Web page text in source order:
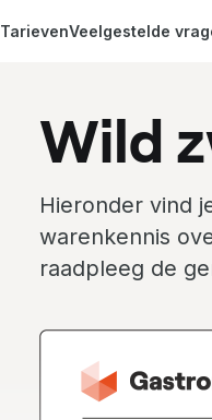
TarievenVeelgestelde
Wild
Hieronder vind
warenkennis
raadpleeg de